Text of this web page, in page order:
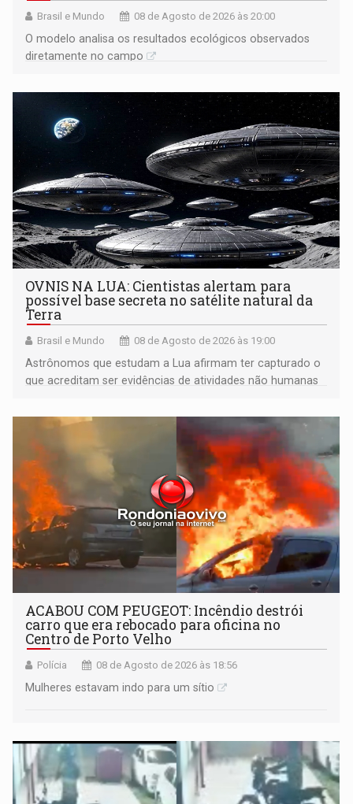
Brasil e Mundo 08 de Agosto de 2026 às 20:00
O modelo analisa os resultados ecológicos observados
diretamente no campo
OVNIS NA LUA: Cientistas alertam para
possível base secreta no satélite natural da
Terra
Brasil e Mundo 08 de Agosto de 2026 às 19:00
Astrônomos que estudam a Lua afirmam ter capturado o
que acreditam ser evidências de atividades não humanas
órbita
ACABOU COM PEUGEOT: Incêndio destrói
carro que era rebocado para oficina no
Centro de Porto Velho
Polícia 08 de Agosto de 2026 às 18:56
Mulheres estavam indo para um sítio